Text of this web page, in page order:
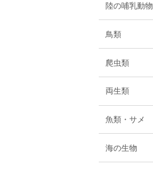
陸の哺乳動物
鳥類
爬虫類
両生類
魚類・サメ
海の生物